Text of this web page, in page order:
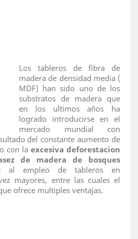
Los tableros de fibra de
madera de densidad media (
MDF) han sido uno de los
substratos de madera que
en los ultimos años ha
logrado introducirse en el
mercado mundial con
del constante aumento de
con la excesiva deforestacion
de madera de bosques
al empleo de tableros en
mayores, entre las cuales el
ofrece multiples ventajas.